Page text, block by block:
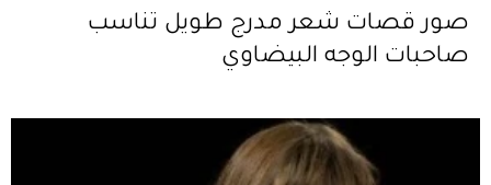
صور قصات شعر مدرج طويل تناسب
صاحبات الوجه البيضاوي